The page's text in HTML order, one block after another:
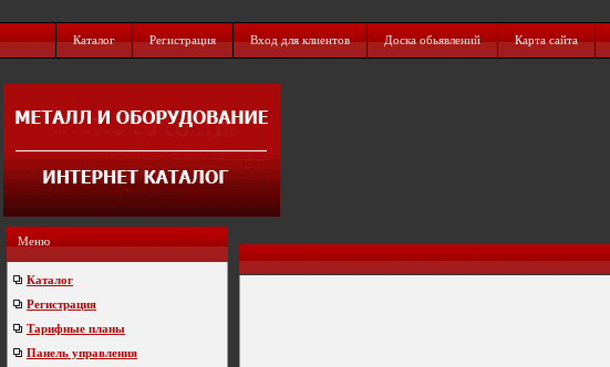
Каталог Регистрация Вход для клиентов Доска обьявлений Карта сайта
Меню
Каталог
Регистрация
Тарифные планы
Панель управления